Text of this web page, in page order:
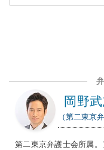
岡野
（第二東京
第二東京弁護士会所属